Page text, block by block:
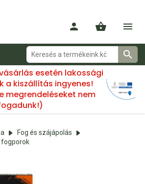
esetén lakossági
a kiszállítás ingyenes!
megrendeléseket nem
Fog és szájápolás
fogporok